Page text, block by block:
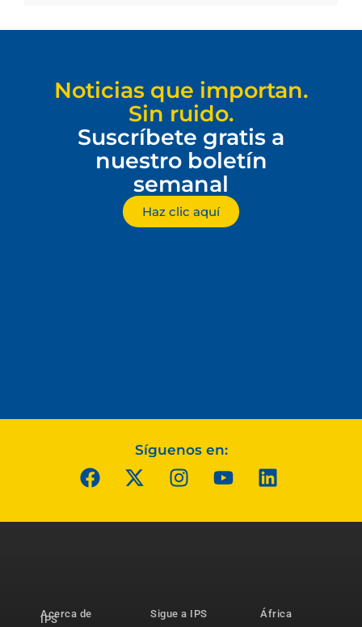
Noticias que importan.
Sin ruido.
Suscríbete gratis a
nuestro boletín
semanal
Haz clic aquí
Síguenos en:
Acerca de
IPS Sigue a IPS África